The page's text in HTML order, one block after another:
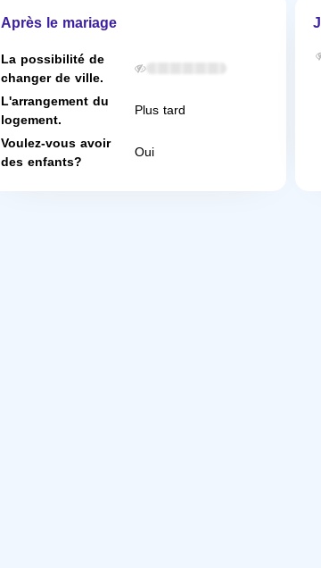
Après le mariage
La possibilité de
changer de ville.
L'arrangement du
logement.
Plus tard
Voulez-vous avoir
des enfants? Oui